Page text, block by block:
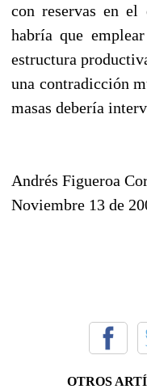
con reservas en el
habría que
estructura
una contradicción
masas debería
Andrés Figueroa
Noviembre 13 de
OTROS